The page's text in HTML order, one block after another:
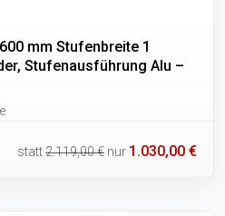
mm Stufenbreite 1
Stufenausführung Alu –
statt2.119,00 € nur 1.030,00 €